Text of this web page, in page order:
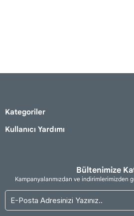
Kategoriler
Kullanıcı Yardımı
Bültenimize
Kampanyalarımızdan ve indirimlerimizden